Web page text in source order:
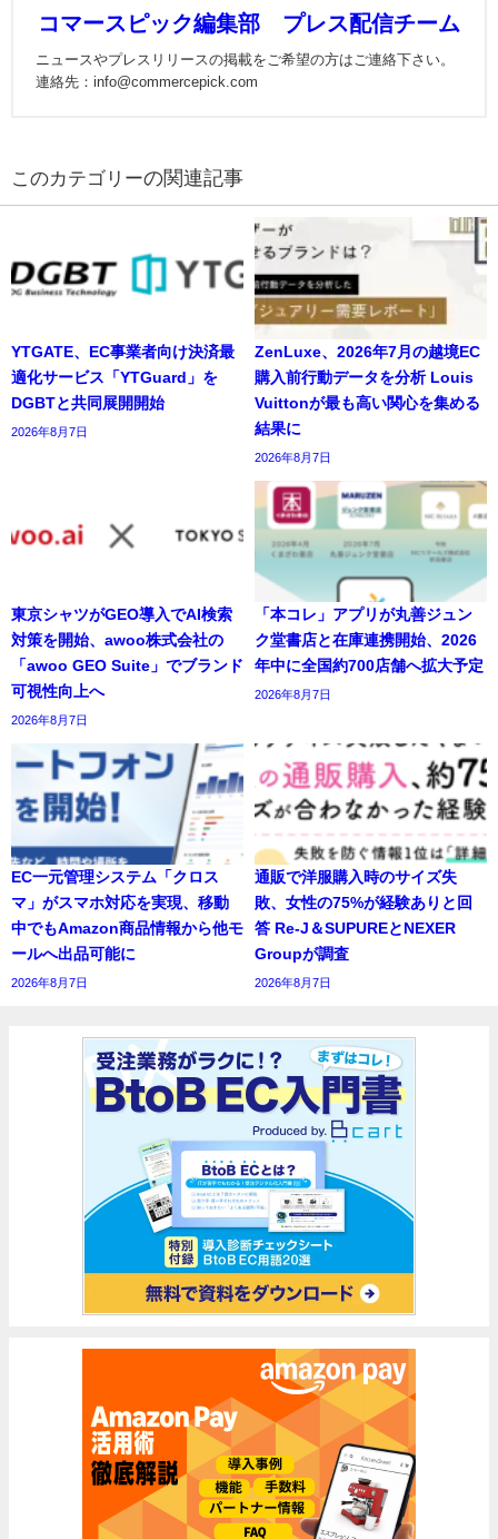
コマースピック編集部 プレス配信チーム
ニュースやプレスリリースの掲載をご希望の方はご連絡下さい。
連絡先：info@commercepick.com
の関連記事
YTGATE、EC事業者向け決済最
適化サービス「YTGuard」を
DGBTと共同展開開始
2026年8月7日
ZenLuxe、2026年7月の越境EC
購入前行動データを分析 Louis
Vuittonが最も高い関心を集める
結果に
2026年8月7日
東京シャツがGEO導入でAI検索
対策を開始、awoo株式会社の
「awoo GEO Suite」でブランド
可視性向上へ
2026年8月7日
「本コレ」アプリが丸善ジュン
ク堂書店と在庫連携開始、2026
年中に全国約700店舗へ拡大予定
2026年8月7日
EC一元管理システム「クロス
マ」がスマホ対応を実現、移動
中でもAmazon商品情報から他モ
ールへ出品可能に
2026年8月7日
通販で洋服購入時のサイズ失
敗、女性の75%が経験ありと回
答 Re-J＆SUPUREとNEXER
Groupが調査
2026年8月7日